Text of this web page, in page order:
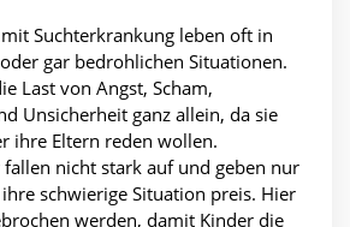
Suchterkrankung leben oft in
gar bedrohlichen Situationen.
Last von Angst, Scham,
Unsicherheit ganz allein, da sie
ihre Eltern reden wollen.
nicht stark auf und geben nur
schwierige Situation preis. Hier
werden, damit Kinder die